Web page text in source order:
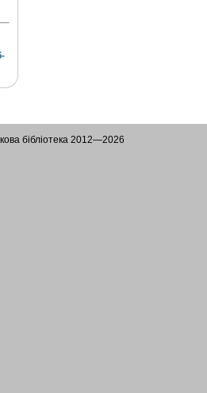
бібліотека 2012—2026